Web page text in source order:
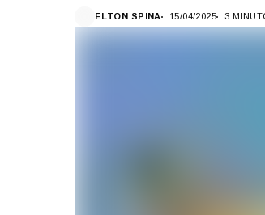
ELTON SPINA 15/04/2025 3